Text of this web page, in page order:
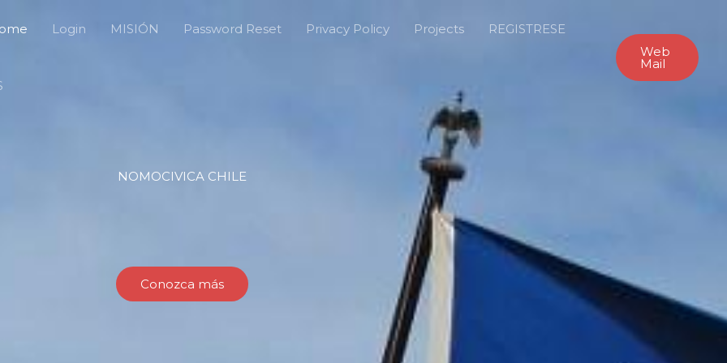
Login MISIÓN Password Reset Privacy Policy Projects REGISTRESE
Web
Mail
NOMOCIVICA CHILE
Conozca más